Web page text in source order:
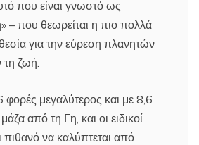
που είναι γνωστό ως
– που θεωρείται η πιο πολλά
για την εύρεση πλανητών
ζωή.
φορές μεγαλύτερος και με 8,6
από τη Γη, και οι ειδικοί
πιθανό να καλύπτεται από